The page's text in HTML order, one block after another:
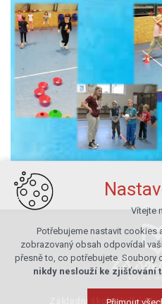
Základní škola Velké
Vítejte
Potřebujeme nastavit cookies
zobrazovaný obsah odpovídal
přesně to, co potřebujete. Soubory
nikdy neslouží ke zjišťování